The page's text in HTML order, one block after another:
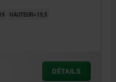
HAUTEUR=19,5
DÉTAILS